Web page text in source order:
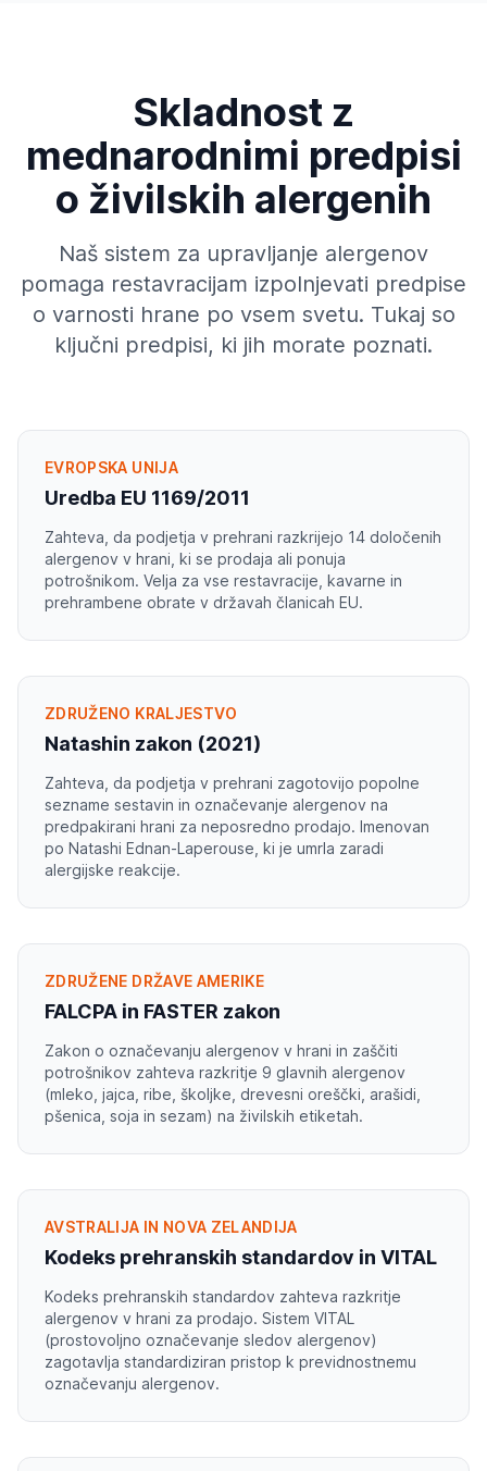
Skladnost z
mednarodnimi predpisi
o živilskih alergenih
Naš sistem za upravljanje alergenov
pomaga restavracijam izpolnjevati predpise
o varnosti hrane po vsem svetu. Tukaj so
ključni predpisi, ki jih morate poznati.
EVROPSKA UNIJA
Uredba EU 1169/2011
Zahteva, da podjetja v prehrani razkrijejo 14 določenih
alergenov v hrani, ki se prodaja ali ponuja
potrošnikom. Velja za vse restavracije, kavarne in
prehrambene obrate v državah članicah EU.
ZDRUŽENO KRALJESTVO
Natashin zakon (2021)
Zahteva, da podjetja v prehrani zagotovijo popolne
sezname sestavin in označevanje alergenov na
predpakirani hrani za neposredno prodajo. Imenovan
po Natashi Ednan-Laperouse, ki je umrla zaradi
alergijske reakcije.
ZDRUŽENE DRŽAVE AMERIKE
FALCPA in FASTER zakon
Zakon o označevanju alergenov v hrani in zaščiti
potrošnikov zahteva razkritje 9 glavnih alergenov
(mleko, jajca, ribe, školjke, drevesni oreščki, arašidi,
pšenica, soja in sezam) na živilskih etiketah.
AVSTRALIJA IN NOVA ZELANDIJA
Kodeks prehranskih standardov in VITAL
Kodeks prehranskih standardov zahteva razkritje
alergenov v hrani za prodajo. Sistem VITAL
(prostovoljno označevanje sledov alergenov)
zagotavlja standardiziran pristop k previdnostnemu
označevanju alergenov.